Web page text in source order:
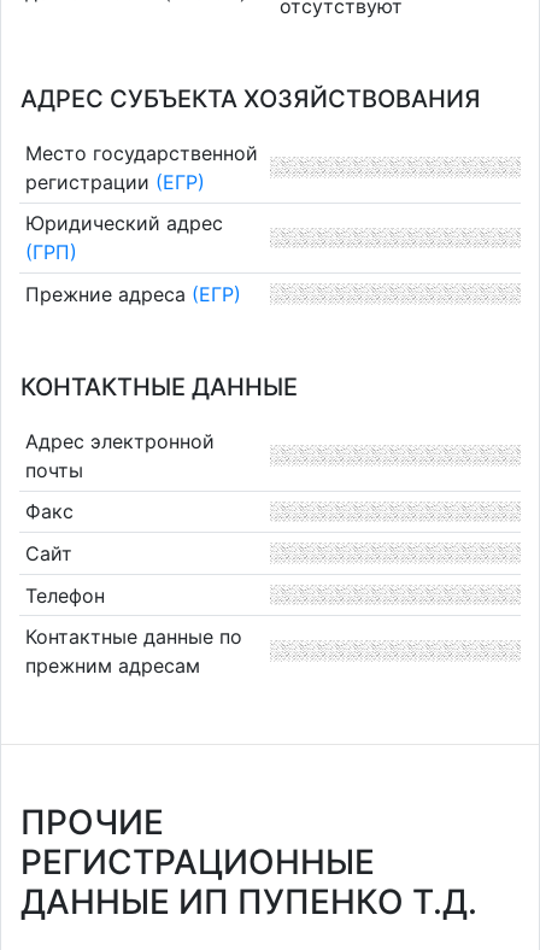
отсутствуют
АДРЕС СУБЪЕКТА ХОЗЯЙСТВОВАНИЯ
Место государственной
регистрации (ЕГР)
Юридический адрес
(ГРП)
Прежние адреса (ЕГР)
КОНТАКТНЫЕ ДАННЫЕ
Адрес электронной
почты
Факс
Сайт
Телефон
Контактные данные по
прежним адресам
ПРОЧИЕ
РЕГИСТРАЦИОННЫЕ
ДАННЫЕ ИП ПУПЕНКО Т.Д.